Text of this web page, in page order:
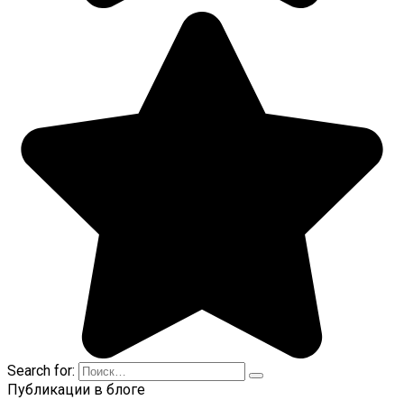
Search for:
Публикации в блоге